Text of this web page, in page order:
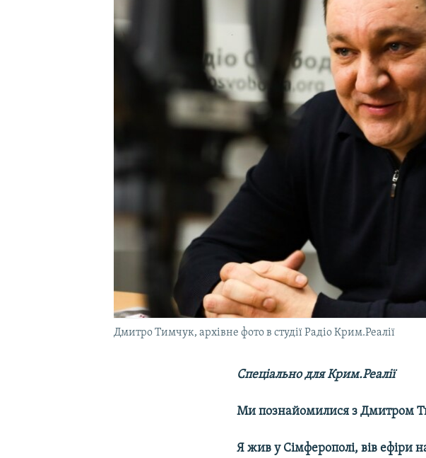
Дмитро Тимчук, архівне фото в студії Радіо Крим.Реалії
Спеціально для Крим.Реалії
Ми познайомилися з Дмитром
Я жив у Сімферополі, вів ефіри